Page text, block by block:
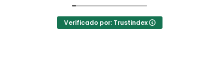
Said.
cuanto a la agencia,..súper agradecida a Mila
Verificado por: Trustindex